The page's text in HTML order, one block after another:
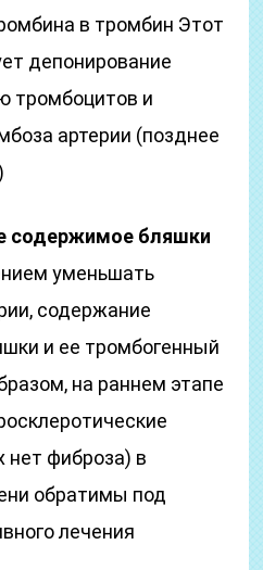
в тромбин Этот
депонирование
тромбоцитов и
артерии (позднее
содержимое бляшки
уменьшать
содержание
и ее тромбогенный
на раннем этапе
нет фиброза) в
обратимы под
лечения